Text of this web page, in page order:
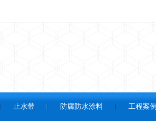
止水带 防腐防水涂料 工程案例